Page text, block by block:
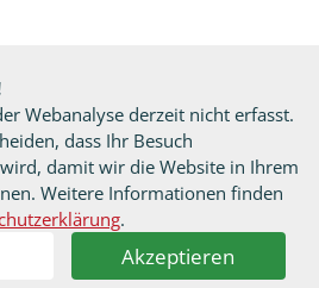
Webanalyse derzeit nicht erfasst.
dass Ihr Besuch
damit wir die Website in Ihrem
Weitere Informationen finden
.
Akzeptieren